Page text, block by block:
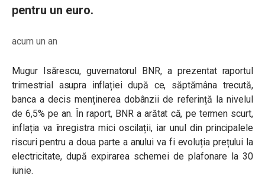
pentru un euro.
acum un an
Mugur Isărescu, guvernatorul BNR, a prezentat raportul
trimestrial asupra inflației după ce, săptămâna trecută,
banca a decis menținerea dobânzii de referință la nivelul
de 6,5% pe an. În raport, BNR a arătat că, pe termen scurt,
inflația va înregistra mici oscilații, iar unul din principalele
riscuri pentru a doua parte a anului va fi evoluția prețului la
electricitate, după expirarea schemei de plafonare la 30
iunie.